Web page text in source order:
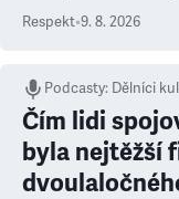
Respekt•9. 8. 2026
Podcasty: Dělníci
Čím lidi
byla nejtěžší